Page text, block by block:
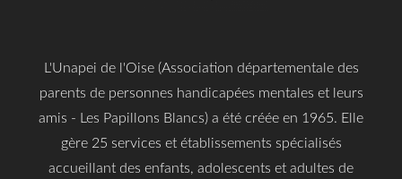
L'Unapei de l'Oise (Association départementale des
parents de personnes handicapées mentales et leurs
amis - Les Papillons Blancs) a été créée en 1965. Elle
gère 25 services et établissements spécialisés
accueillant des enfants, adolescents et adultes de